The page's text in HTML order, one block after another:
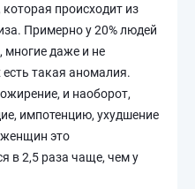
происходит из
Примерно у 20% людей
многие даже и не
такая аномалия.
и наоборот,
импотенцию, ухудшение
женщин это
в 2,5 раза чаще, чем у